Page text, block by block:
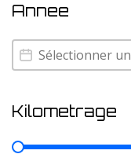
Annee
Annee
Annee
Kilometrage
Kilometrage